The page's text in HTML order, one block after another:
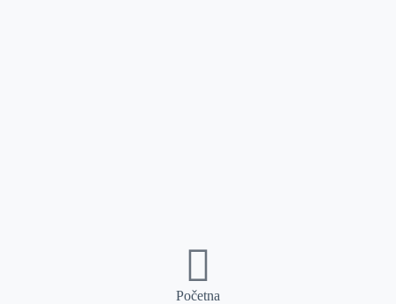
Početna